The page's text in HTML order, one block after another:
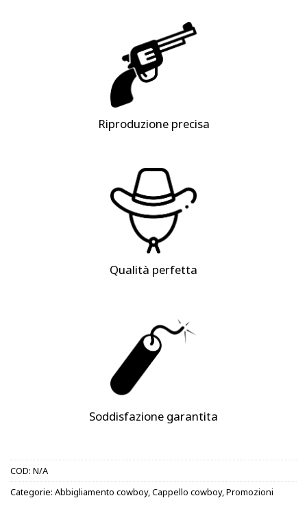
Riproduzione precisa
Qualità perfetta
Soddisfazione garantita
COD: N/A
Categorie: Abbigliamento cowboy,Cappello cowboy,Promozioni